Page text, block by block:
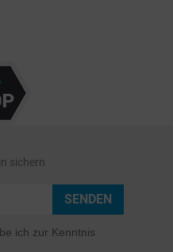
sichern
SENDEN
ich zur Kenntnis